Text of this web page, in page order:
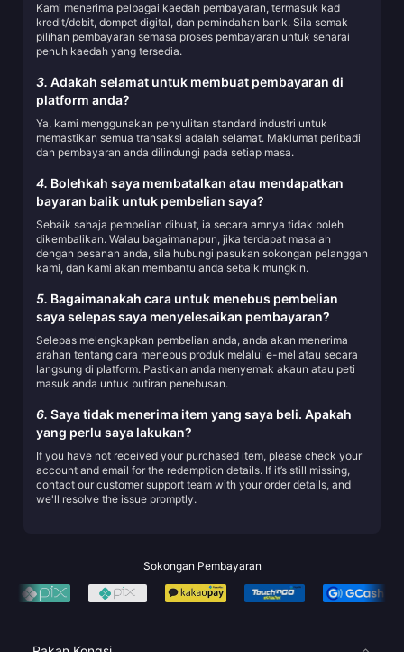
Kami menerima pelbagai kaedah pembayaran, termasuk kad
kredit/debit, dompet digital, dan pemindahan bank. Sila semak
pilihan pembayaran semasa proses pembayaran untuk senarai
penuh kaedah yang tersedia.
3. Adakah selamat untuk membuat pembayaran di
platform anda?
Ya, kami menggunakan penyulitan standard industri untuk
memastikan semua transaksi adalah selamat. Maklumat peribadi
dan pembayaran anda dilindungi pada setiap masa.
4. Bolehkah saya membatalkan atau mendapatkan
bayaran balik untuk pembelian saya?
Sebaik sahaja pembelian dibuat, ia secara amnya tidak boleh
dikembalikan. Walau bagaimanapun, jika terdapat masalah
dengan pesanan anda, sila hubungi pasukan sokongan pelanggan
kami, dan kami akan membantu anda sebaik mungkin.
5. Bagaimanakah cara untuk menebus pembelian
saya selepas saya menyelesaikan pembayaran?
Selepas melengkapkan pembelian anda, anda akan menerima
arahan tentang cara menebus produk melalui e-mel atau secara
langsung di platform. Pastikan anda menyemak akaun atau peti
masuk anda untuk butiran penebusan.
6. Saya tidak menerima item yang saya beli. Apakah
yang perlu saya lakukan?
If you have not received your purchased item, please check your
account and email for the redemption details. If it’s still missing,
contact our customer support team with your order details, and
we'll resolve the issue promptly.
Sokongan Pembayaran